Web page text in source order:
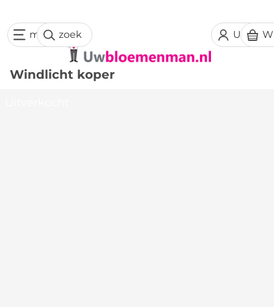
Uw
menuzoek
Windlicht koper